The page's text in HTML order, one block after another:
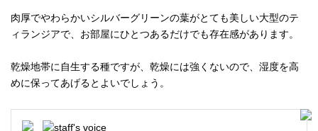
肉厚でやわらかいシルバーグリーンの葉がとても美しい大型のテ
ィランジアで、お部屋にひとつあるだけでも存在感があります。
乾燥地帯に自生する種ですが、乾燥には強くないので、湿度を高
めに保ってあげるとよいでしょう。